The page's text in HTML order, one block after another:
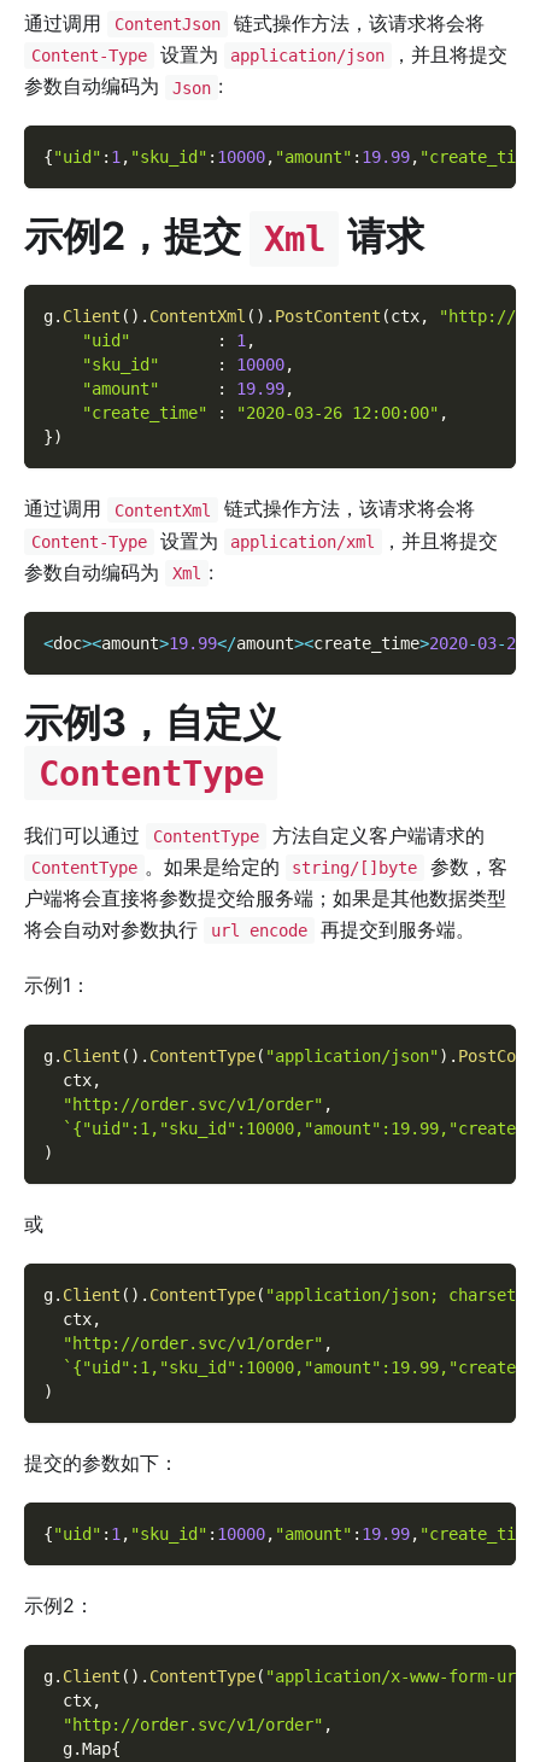
通过调用 ContentJson 链式操作方法，该请求将会将
Content-Type 设置为 application/json
，并且将提交
参数自动编码为
Json :
{"uid" : 1, "sku_id" : 10000, "amount" : 19.99,
示例2，提交 Xml 请求
g. Client ( ) . ContentXml ( ) . PostContent (ctx,
"http://
"uid"
: 1,
"sku_id"
: 10000,
"amount"
: 19.99,
"create_time"
: "2020-03-26 12:00:00" ,
})
通过调用 ContentXml 链式操作方法，该请求将会将
Content-Type 设置为 application/xml
，并且将提交
参数自动编码为
Xml :
<doc><amount>19.99</amount><create_time>2020-03-26
示例3，自定义
ContentType
我们可以通过 ContentType 方法自定义客户端请求的
ContentType 。如果是给定的 string/[]byte
参数，客
户端将会直接将参数提交给服务端；如果是其他数据类型
将会自动对参数执行
url encode 再提交到服务端。
示例1：
g. Client ( ) . ContentType( "application/json") .
  ctx
,
"http://order.svc/v1/order" ,
)
或
g. Client ( ) . ContentType( "application/json;
  ctx
,
"http://order.svc/v1/order" ,
)
提交的参数如下：
{"uid" : 1, "sku_id" : 10000, "amount" : 19.99,
示例2：
g. Client ( ) . ContentType( "application/x-www-form-
  ctx
,
"http://order.svc/v1/order" ,
  g
.Map{